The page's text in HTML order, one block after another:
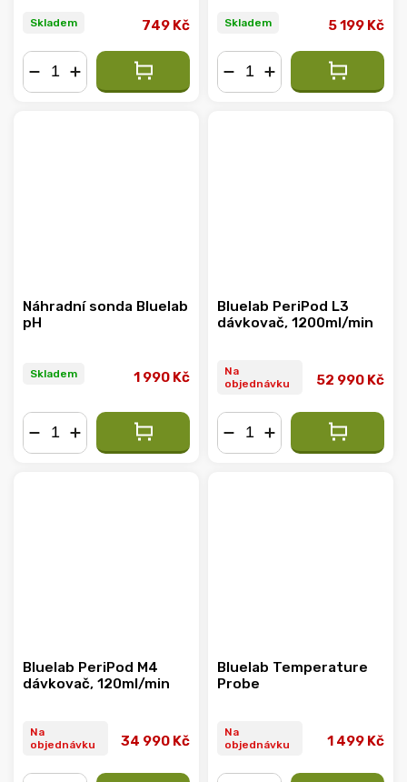
Skladem 749 Kč Skladem 5 199 Kč
Náhradní sonda Bluelab
pH
Skladem 1 990 Kč
Bluelab PeriPod L3
dávkovač, 1200ml/min
Na
objednávku
52 990 Kč
Bluelab PeriPod M4
dávkovač, 120ml/min
Na
objednávku
34 990 Kč
Bluelab Temperature
Probe
Na
objednávku
1 499 Kč